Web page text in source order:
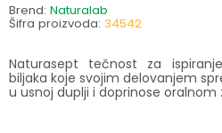
Brend: Naturalab
Šifra proizvoda: 34542
Naturasept tečnost za
biljaka koje svojim delovanjem
u usnoj duplji i doprinose oralnom